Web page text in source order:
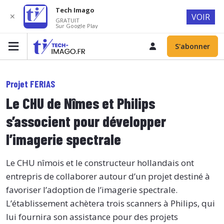
S'abonner
Projet FERIAS
Le CHU de Nîmes et Philips
s’associent pour développer
l’imagerie spectrale
Le CHU nîmois et le constructeur hollandais ont
entrepris de collaborer autour d’un projet destiné à
favoriser l’adoption de l’imagerie spectrale.
L’établissement achètera trois scanners à Philips, qui
lui fournira son assistance pour des projets
✕
Tech Imago
GRATUIT
Sur Google Play
VOIR